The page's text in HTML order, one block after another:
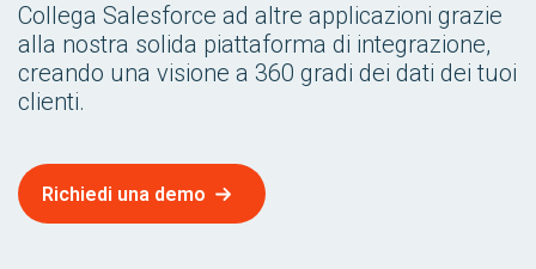
Collega Salesforce ad altre applicazioni grazie
alla nostra solida piattaforma di integrazione,
creando una visione a 360 gradi dei dati dei tuoi
clienti.
Richiedi una demo